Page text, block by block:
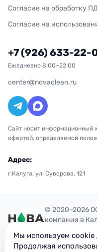
Согласие на обработку
Согласие на
+7 (926) 633-22-
Ежедневно 8:00–22:00
center@novaclean.ru
Сайт носит информационный
офертой, определяемой
Адрес:
г.Калуга, ул. Суворова, 121
© 2020–2026
компания в
ОГРН: 1207700300851
ИНН: 7716949113
Мы используем cookie
Продолжая